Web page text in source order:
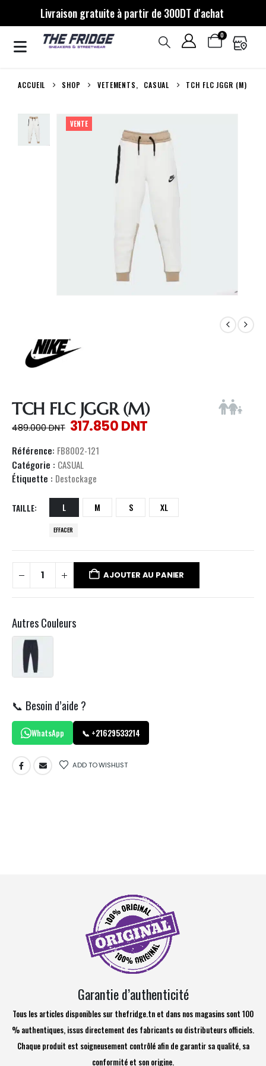
Livraison gratuite à partir de 300DT d'achat
0
ACCUEIL SHOP VETEMENTS, CASUAL TCH FLC JGGR (M)
VENTE
TCH FLC JGGR (M)
489.000DNT 317.850DNT
Référence: FB8002-121
Catégorie : CASUAL
Étiquette : Destockage
TAILLE L M S XL
EFFACER
AJOUTER AU PANIER
Autres Couleurs
📞 Besoin d’aide ?
WhatsApp 📞 +21629533214
ADD TO WISHLIST
Garantie d’authenticité
Tous les articles disponibles sur thefridge.tn et dans nos magasins sont 100
% authentiques, issus directement des fabricants ou distributeurs officiels.
Chaque produit est soigneusement contrôlé afin de garantir sa qualité, sa
conformité et son origine.